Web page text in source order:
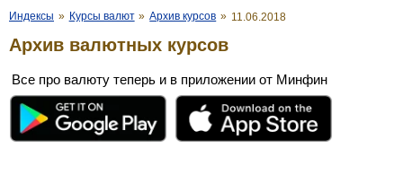
Индексы » Курсы валют » Архив курсов » 11.06.2018
Архив валютных курсов
Все про валюту теперь и в приложении от Минфин